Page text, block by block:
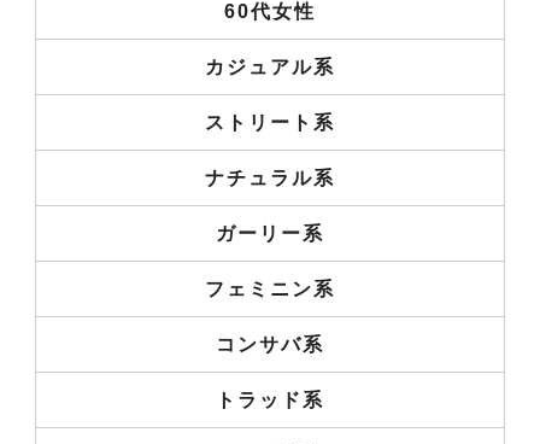
60代女性
カジュアル系
ストリート系
ナチュラル系
ガーリー系
フェミニン系
コンサバ系
トラッド系